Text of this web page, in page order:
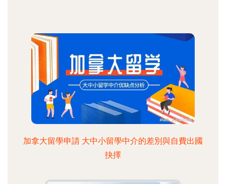
加拿大留學申請 大中小留學中介的差別與自費出國
抉擇